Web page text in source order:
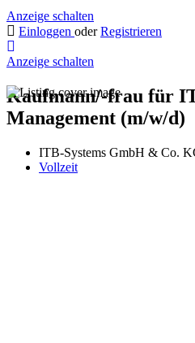
Anzeige schalten
Einloggen oder Registrieren
Anzeige schalten
Kaufmann/-frau für
Management (m/w/d)
ITB-Systems GmbH & Co.
Vollzeit